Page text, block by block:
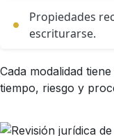
Propiedades
escriturarse.
Cada modalidad
tiempo, riesgo y